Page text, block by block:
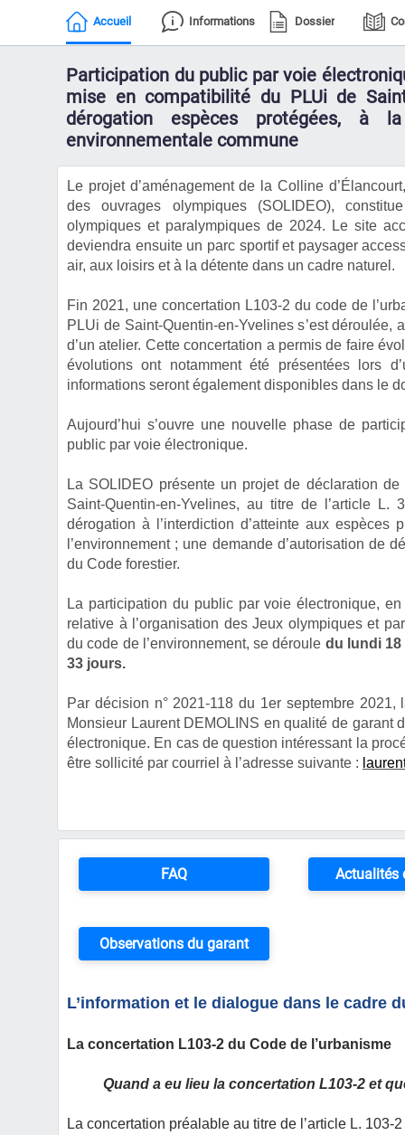
Accueil Informations Dossier
Participation du public par voie
mise en compatibilité du PLUi de
dérogation espèces protégées, à
environnementale commune
Le projet d’aménagement de la Colline
des ouvrages olympiques (SOLIDEO),
olympiques et paralympiques de 2024. Le site
deviendra ensuite un parc sportif et paysager
air, aux loisirs et à la détente dans un cadre naturel.
Fin 2021, une concertation L103-2 du code de
PLUi de Saint-Quentin-en-Yvelines s’est déroulée,
d’un atelier. Cette concertation a permis de faire
évolutions ont notamment été présentées lors
informations seront également disponibles dans le
Aujourd’hui s’ouvre une nouvelle phase de
public par voie électronique.
La SOLIDEO présente un projet de déclaration
Saint-Quentin-en-Yvelines, au titre de l’article
dérogation à l’interdiction d’atteinte aux
l’environnement ; une demande d’autorisation de
du Code forestier.
La participation du public par voie électronique,
relative à l’organisation des Jeux olympiques et
du code de l’environnement, se déroule du lundi
33 jours.
Par décision n° 2021-118 du 1er septembre
Monsieur Laurent DEMOLINS en qualité de garant
électronique. En cas de question intéressant la
être sollicité par courriel à l’adresse suivante :
FAQ Actualités
Observations du garant
L’information et le dialogue dans le cadre
La concertation L103-2 du Code de l’urbanisme
Quand a eu lieu la concertation L103-2 et
La concertation préalable au titre de l’article L.